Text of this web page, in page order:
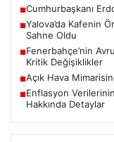
■Cumhurbaşkanı
■Yalova’da Kafenin
Sahne Oldu
■Fenerbahçe’nin
Kritik Değişiklikler
■Açık Hava
■Enflasyon
Hakkında Detaylar